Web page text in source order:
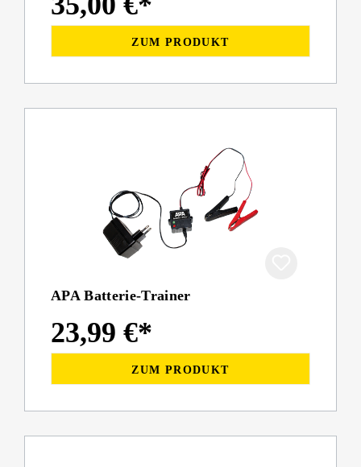
ZUM PRODUKT
APA Batterie-Trainer
23,99 €*
ZUM PRODUKT